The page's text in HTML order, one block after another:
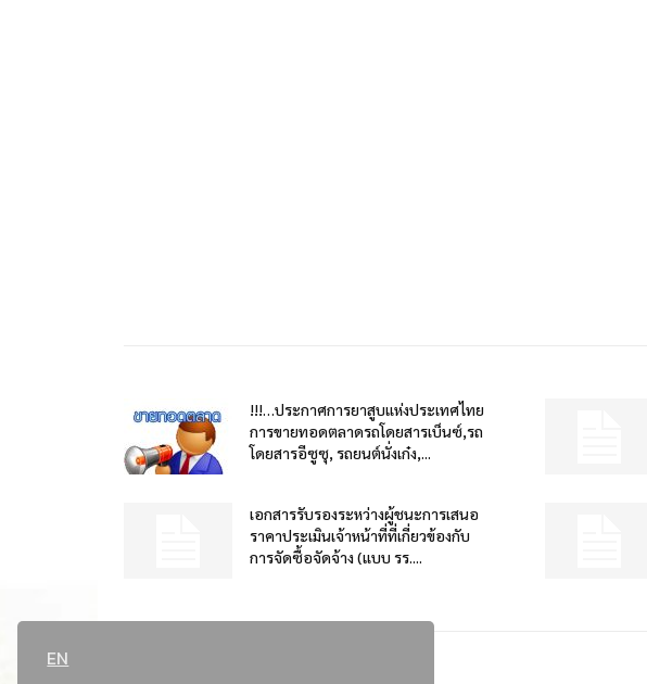
EN
!!!…ประกาศการยาสูบแห่งประเทศไทย
การขายทอดตลาดรถโดยสารเบ็นซ์,รถ
โดยสารอีซูซุ, รถยนต์นั่งเก๋ง,...
เอกสารรับรองระหว่างผู้ชนะการเสนอ
ราคาประเมินเจ้าหน้าที่ที่เกี่ยวข้องกับ
การจัดซื้อจัดจ้าง (แบบ รร....